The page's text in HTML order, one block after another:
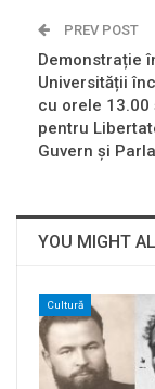
PREV POST
Demonstrație
Universității
cu orele 13.00
pentru
Guvern și
YOU MIGHT
Cultură